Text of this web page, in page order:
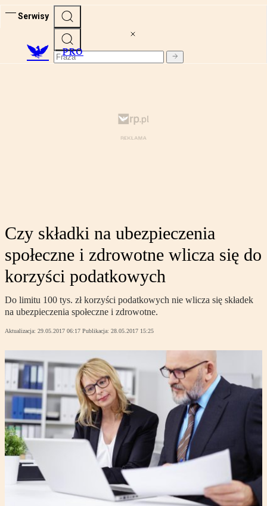
Serwisy
PRO
Czy składki na ubezpieczenia
społeczne i zdrowotne wlicza się do
korzyści podatkowych
Do limitu 100 tys. zł korzyści podatkowych nie wlicza się składek
na ubezpieczenia społeczne i zdrowotne.
Aktualizacja: 29.05.2017 06:17 Publikacja: 28.05.2017 15:25